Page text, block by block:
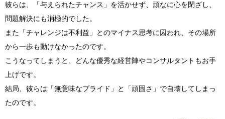
彼らは、「与えられたチャンス」を活かせず、頑なに心を閉ざし、
問題解決にも消極的でした。
また「チャレンジは不利益」とのマイナス思考に囚われ、その場所
から一歩も動けなかったのです。
こうなってしまうと、どんな優秀な経営陣やコンサルタントもお手
上げです。
結局、彼らは「無意味なプライド」と「頑固さ」で自壊してしまっ
たのです。